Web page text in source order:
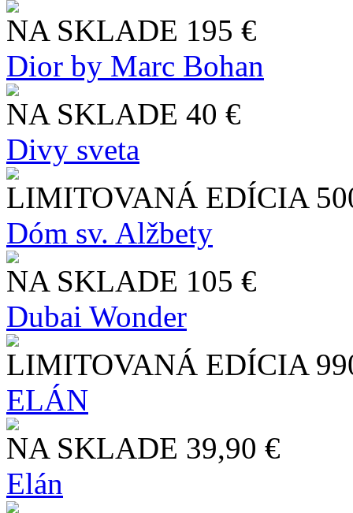
NA SKLADE 195 €
Dior by Marc Bohan
NA SKLADE 40 €
Divy sveta
LIMITOVANÁ EDÍCIA
Dóm sv. Alžbety
NA SKLADE 105 €
Dubai Wonder
LIMITOVANÁ EDÍCIA
ELÁN
NA SKLADE 39,90 €
Elán